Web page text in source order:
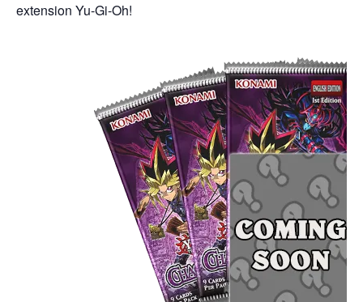
extension Yu-Gi-Oh!